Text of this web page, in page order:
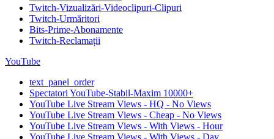
Twitch-Vizualizări-Videoclipuri-Clipuri
Twitch-Urmăritori
Bits-Prime-Abonamente
Twitch-Reclamații
YouTube
text_panel_order
Spectatori YouTube-Stabil-Maxim 10000+
YouTube Live Stream Views - HQ - No Views
YouTube Live Stream Views - Cheap - No Views
YouTube Live Stream Views - With Views - Hour
YouTube Live Stream Views - With Views - Day